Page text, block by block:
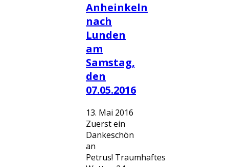
Anheinkeln
nach
Lunden
am
Samstag,
den
07.05.2016
13. Mai 2016
Zuerst ein
Dankeschön
an
Petrus! Traumhaftes